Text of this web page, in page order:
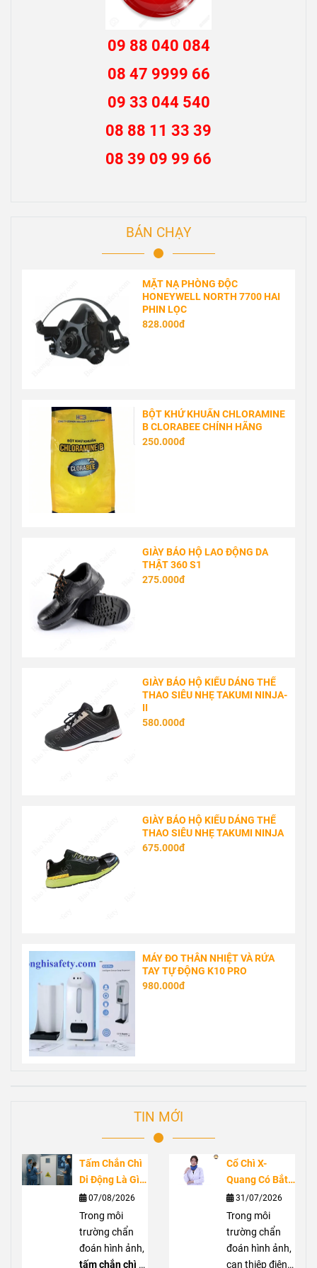
09 88 040 084
08 47 9999 66
09 33 044 540
08 88 11 33 39
08 39 09 99 66
BÁN CHẠY
MẶT NẠ PHÒNG ĐỘC
HONEYWELL NORTH 7700 HAI
PHIN LỌC
828.000đ
BỘT KHỬ KHUẨN CHLORAMINE
B CLORABEE CHÍNH HÃNG
250.000đ
GIÀY BẢO HỘ LAO ĐỘNG DA
THẬT 360 S1
275.000đ
GIÀY BẢO HỘ KIỂU DÁNG THỂ
THAO SIÊU NHẸ TAKUMI NINJA-
II
580.000đ
GIÀY BẢO HỘ KIỂU DÁNG THỂ
THAO SIÊU NHẸ TAKUMI NINJA
675.000đ
MÁY ĐO THÂN NHIỆT VÀ RỬA
TAY TỰ ĐỘNG K10 PRO
980.000đ
TIN MỚI
Tấm Chắn Chì
Di Động Là Gì?
Ứng Dụng
Trong Phòng
Chụp X-Quang
07/08/2026
Trong môi
trường chẩn
đoán hình ảnh,
tấm chắn chì di
Cổ Chì X-
Quang Có Bắt
Buộc Không?
Vai Trò Bảo Vệ
Tuyến Giáp
Trước Bức Xạ
31/07/2026
Trong môi
trường chẩn
đoán hình ảnh,
can thiệp điện